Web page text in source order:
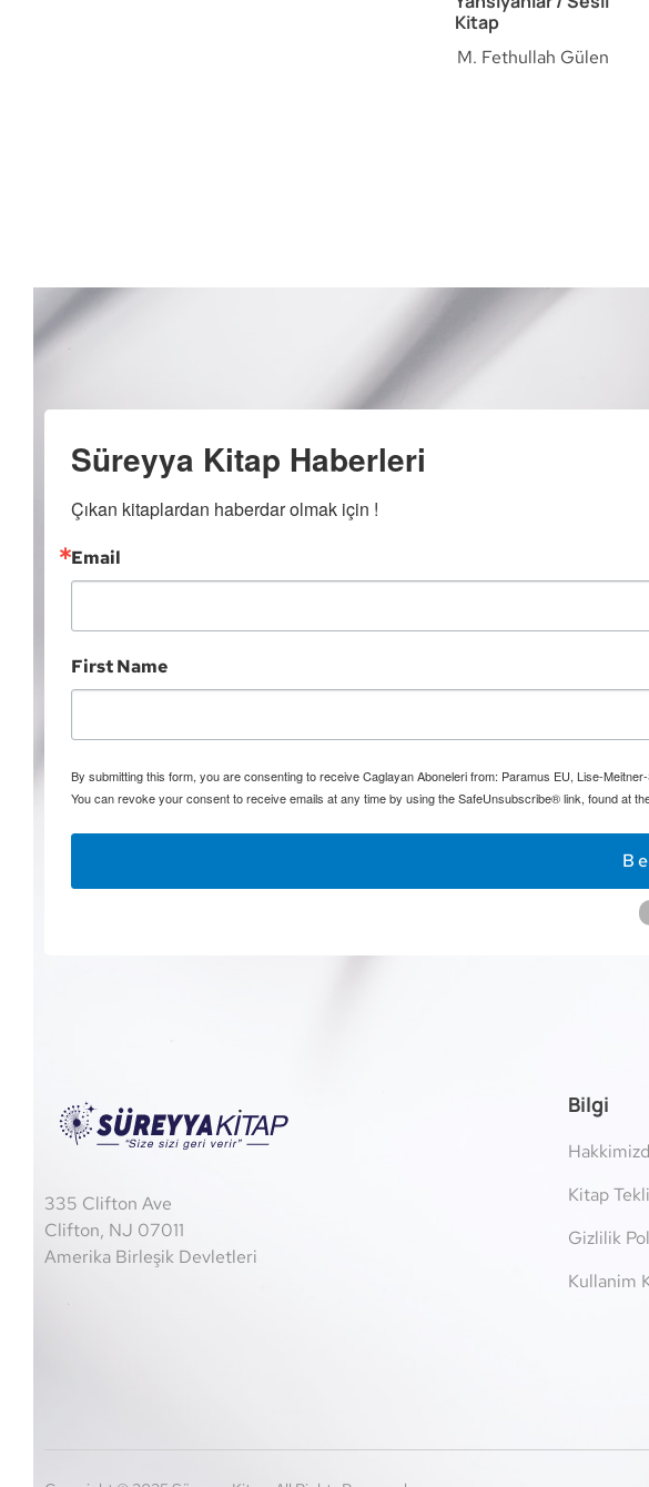
Kitap
M. Fethullah Gülen
Süreyya Kitap Haberleri
Çıkan kitaplardan haberdar olmak için !
Email
First Name
By submitting this form, you are consenting to receive Caglayan Aboneleri from: Paramus EU, Lise-
You can revoke your consent to receive emails at any time by using the SafeUnsubscribe® link, found at
335 Clifton Ave
Clifton, NJ 07011
Amerika Birleşik Devletleri
Bilgi
Kitap
Gizlilik
Kullanim